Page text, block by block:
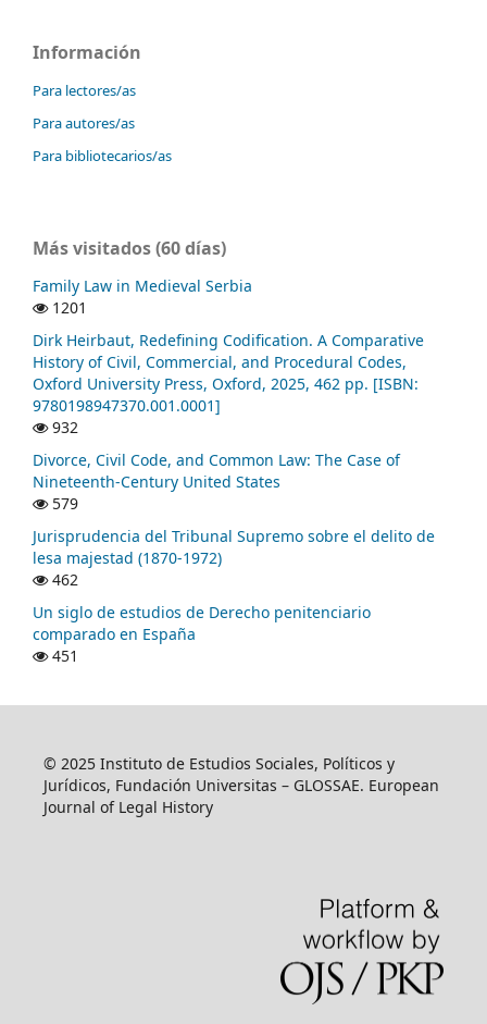
Información
Para lectores/as
Para autores/as
Para bibliotecarios/as
Más visitados (60 días)
Family Law in Medieval Serbia
1201
Dirk Heirbaut, Redefining Codification. A Comparative
History of Civil, Commercial, and Procedural Codes,
Oxford University Press, Oxford, 2025, 462 pp. [ISBN:
9780198947370.001.0001]
932
Divorce, Civil Code, and Common Law: The Case of
Nineteenth-Century United States
579
Jurisprudencia del Tribunal Supremo sobre el delito de
lesa majestad (1870-1972)
462
Un siglo de estudios de Derecho penitenciario
comparado en España
451
© 2025 Instituto de Estudios Sociales, Políticos y
Jurídicos, Fundación Universitas – GLOSSAE. European
Journal of Legal History